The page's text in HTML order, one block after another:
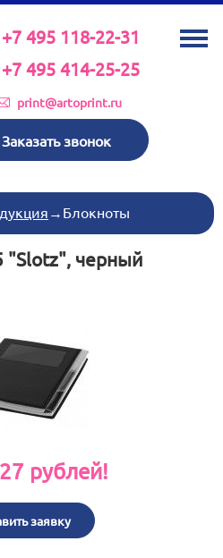
+7 495 118-22-31
+7 495 414-25-25
print@artoprint.ru
Заказать звонок
17:00
→ Блокноты
"Slotz", черный
рублей!
заявку